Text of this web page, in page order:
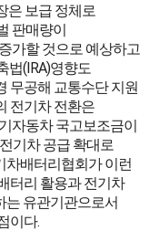
은 보급 정체로
판매량이
가할 것으로 예상하고
법(IRA)영향도
무공해 교통수단 지원
전기차 전환은
자동차 국고보조금이
기차 공급 확대로
차배터리협회가 이런
터리 활용과 전기차
는 유관기관으로서
이다.